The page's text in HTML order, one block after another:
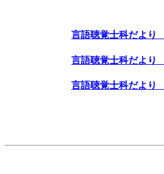
言語聴覚士科だよ
言語聴覚士科だよ
言語聴覚士科だよ